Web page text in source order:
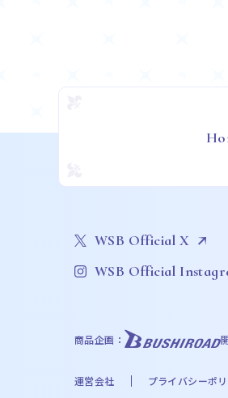
WSB Official X
WSB Official
商品企画：
運営会社 プライバシーポ